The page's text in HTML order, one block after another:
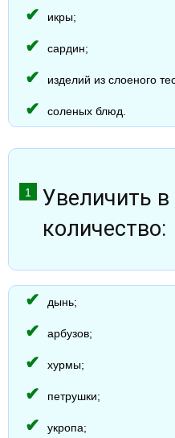
икры;
сардин;
изделий из слоеного
соленых блюд.
Увеличить в
количество:
дынь;
арбузов;
хурмы;
петрушки;
укропа;